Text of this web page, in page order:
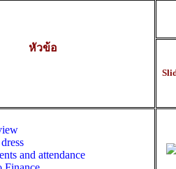
หัวข้อ
and attendance